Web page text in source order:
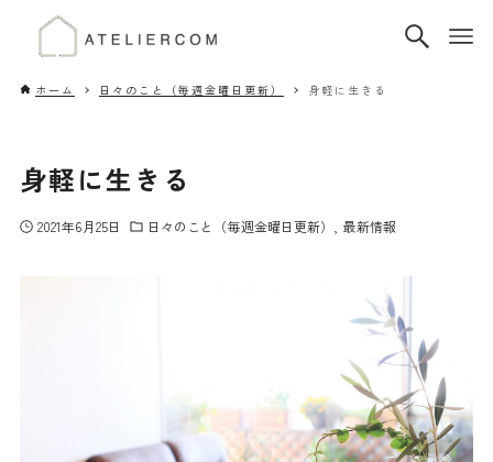
ホーム 日々のこと（毎週金曜日更新） 身軽に生きる
身軽に生きる
2021年6月25日 日々のこと（毎週金曜日更新） 最新情報